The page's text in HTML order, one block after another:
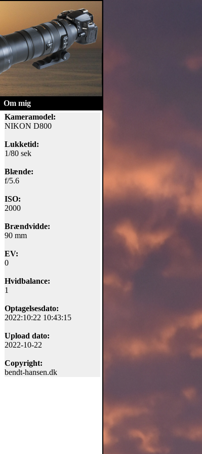
Om mig
Kameramodel:
NIKON D800
Lukketid:
1/80 sek
Blænde:
f/5.6
ISO:
2000
Brændvidde:
90 mm
EV:
0
Hvidbalance:
1
Optagelsesdato:
2022:10:22 10:43:15
Upload dato:
2022-10-22
Copyright:
bendt-hansen.dk